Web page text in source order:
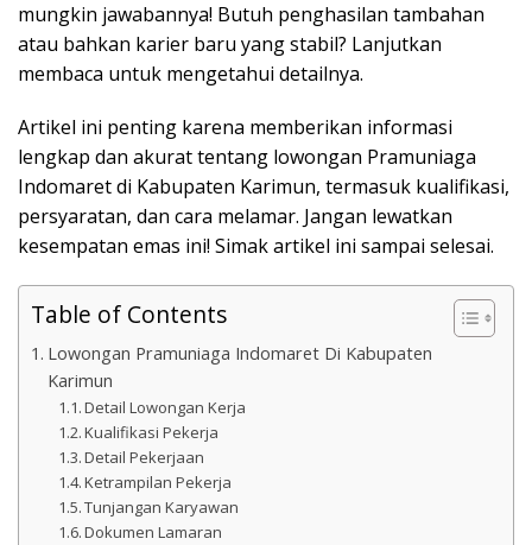
mungkin jawabannya! Butuh penghasilan tambahan
atau bahkan karier baru yang stabil? Lanjutkan
membaca untuk mengetahui detailnya.
Artikel ini penting karena memberikan informasi
lengkap dan akurat tentang lowongan Pramuniaga
Indomaret di Kabupaten Karimun, termasuk kualifikasi,
persyaratan, dan cara melamar. Jangan lewatkan
kesempatan emas ini! Simak artikel ini sampai selesai.
Table of Contents
Lowongan Pramuniaga Indomaret Di Kabupaten
Karimun
Detail Lowongan Kerja
Kualifikasi Pekerja
Detail Pekerjaan
Ketrampilan Pekerja
Tunjangan Karyawan
Dokumen Lamaran